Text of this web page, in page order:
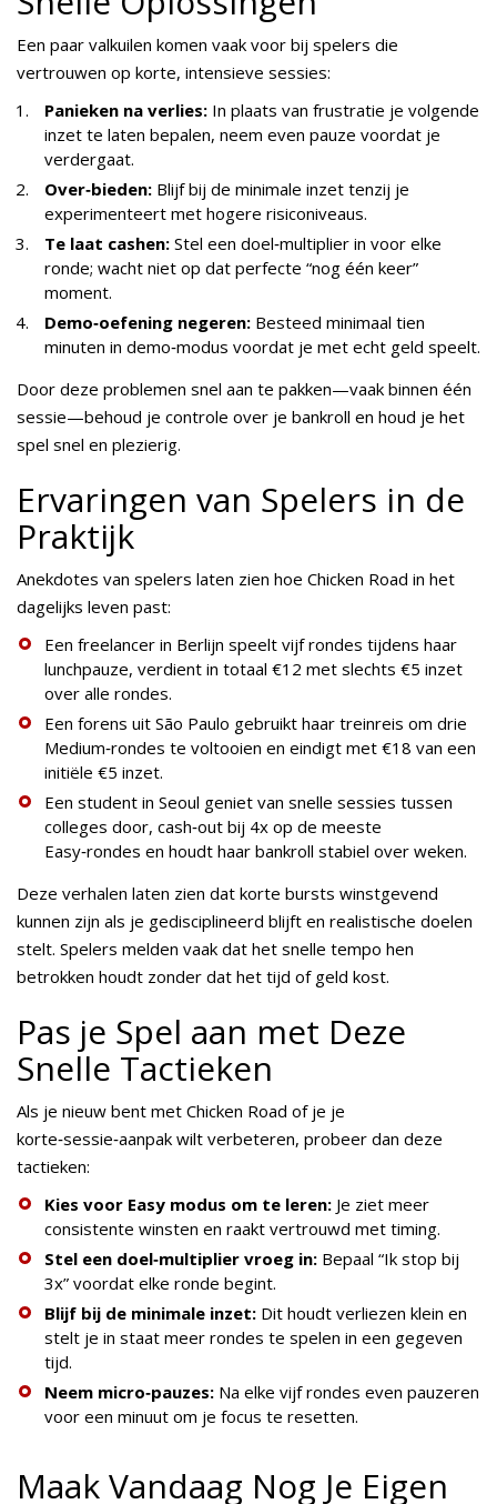
Een paar valkuilen komen vaak voor bij spelers die
vertrouwen op korte, intensieve sessies:
Panieken na verlies: In plaats van frustratie je volgende
inzet te laten bepalen, neem even pauze voordat je
verdergaat.
Over‑bieden: Blijf bij de minimale inzet tenzij je
experimenteert met hogere risiconiveaus.
Te laat cashen: Stel een doel‑multiplier in voor elke
ronde; wacht niet op dat perfecte “nog één keer”
moment.
Demo‑oefening negeren: Besteed minimaal tien
minuten in demo‑modus voordat je met echt geld speelt.
Door deze problemen snel aan te pakken—vaak binnen één
sessie—behoud je controle over je bankroll en houd je het
spel snel en plezierig.
Ervaringen van Spelers in de
Praktijk
Anekdotes van spelers laten zien hoe Chicken Road in het
dagelijks leven past:
Een freelancer in Berlijn speelt vijf rondes tijdens haar
lunchpauze, verdient in totaal €12 met slechts €5 inzet
over alle rondes.
Een forens uit São Paulo gebruikt haar treinreis om drie
Medium‑rondes te voltooien en eindigt met €18 van een
initiële €5 inzet.
Een student in Seoul geniet van snelle sessies tussen
colleges door, cash‑out bij 4x op de meeste
Easy‑rondes en houdt haar bankroll stabiel over weken.
Deze verhalen laten zien dat korte bursts winstgevend
kunnen zijn als je gedisciplineerd blijft en realistische doelen
stelt. Spelers melden vaak dat het snelle tempo hen
betrokken houdt zonder dat het tijd of geld kost.
Pas je Spel aan met Deze
Snelle Tactieken
Als je nieuw bent met Chicken Road of je je
korte‑sessie‑aanpak wilt verbeteren, probeer dan deze
tactieken:
Kies voor Easy modus om te leren: Je ziet meer
consistente winsten en raakt vertrouwd met timing.
Stel een doel‑multiplier vroeg in: Bepaal “Ik stop bij
3x” voordat elke ronde begint.
Blijf bij de minimale inzet: Dit houdt verliezen klein en
stelt je in staat meer rondes te spelen in een gegeven
tijd.
Neem micro‑pauzes: Na elke vijf rondes even pauzeren
voor een minuut om je focus te resetten.
Maak Vandaag Nog Je Eigen